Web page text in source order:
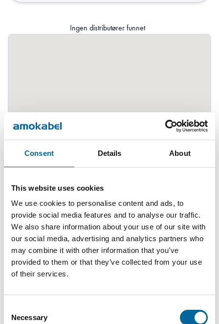
Consent Details About
This website uses cookies
We use cookies to personalise content and ads, to
provide social media features and to analyse our traffic.
We also share information about your use of our site with
our social media, advertising and analytics partners who
may combine it with other information that you’ve
provided to them or that they’ve collected from your use
of their services.
Selection
Necessary
Ingen distributører funnet